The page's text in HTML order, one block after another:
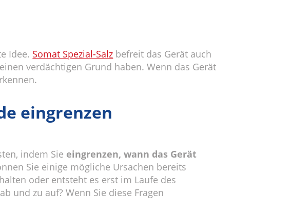
Idee. Somat Spezial-Salz befreit das Gerät auch
verdächtigen Grund haben. Wenn das Gerät
eingrenzen
indem Sie eingrenzen, wann das Gerät
Sie einige mögliche Ursachen bereits
oder entsteht es erst im Laufe des
und zu auf? Wenn Sie diese Fragen